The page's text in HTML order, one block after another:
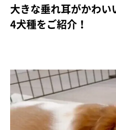
大きな垂れ耳がかわ
4犬種をご紹介！